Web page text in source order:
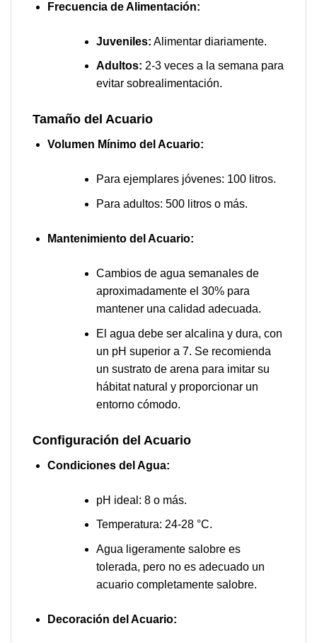
Frecuencia de Alimentación:
Juveniles: Alimentar diariamente.
Adultos: 2-3 veces a la semana para
evitar sobrealimentación.
Tamaño del Acuario
Volumen Mínimo del Acuario:
Para ejemplares jóvenes: 100 litros.
Para adultos: 500 litros o más.
Mantenimiento del Acuario:
Cambios de agua semanales de
aproximadamente el 30% para
mantener una calidad adecuada.
El agua debe ser alcalina y dura, con
un pH superior a 7. Se recomienda
un sustrato de arena para imitar su
hábitat natural y proporcionar un
entorno cómodo.
Configuración del Acuario
Condiciones del Agua:
pH ideal: 8 o más.
Temperatura: 24-28 °C.
Agua ligeramente salobre es
tolerada, pero no es adecuado un
acuario completamente salobre.
Decoración del Acuario: